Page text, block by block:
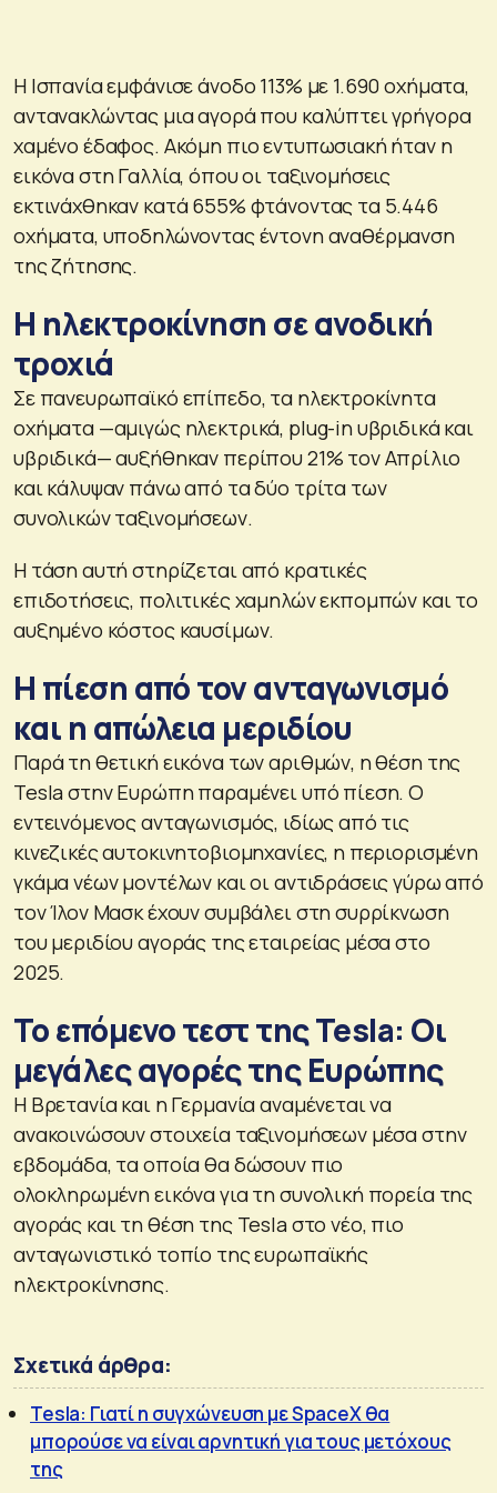
Η Ισπανία εμφάνισε άνοδο 113% με 1.690 οχήματα,
αντανακλώντας μια αγορά που καλύπτει γρήγορα
χαμένο έδαφος. Ακόμη πιο εντυπωσιακή ήταν η
εικόνα στη Γαλλία, όπου οι ταξινομήσεις
εκτινάχθηκαν κατά 655% φτάνοντας τα 5.446
οχήματα, υποδηλώνοντας έντονη αναθέρμανση
της ζήτησης.
Η ηλεκτροκίνηση σε ανοδική
τροχιά
Σε πανευρωπαϊκό επίπεδο, τα ηλεκτροκίνητα
οχήματα —αμιγώς ηλεκτρικά, plug-in υβριδικά και
υβριδικά— αυξήθηκαν περίπου 21% τον Απρίλιο
και κάλυψαν πάνω από τα δύο τρίτα των
συνολικών ταξινομήσεων.
Η τάση αυτή στηρίζεται από κρατικές
επιδοτήσεις, πολιτικές χαμηλών εκπομπών και το
αυξημένο κόστος καυσίμων.
Η πίεση από τον ανταγωνισμό
και η απώλεια μεριδίου
Παρά τη θετική εικόνα των αριθμών, η θέση της
Tesla στην Ευρώπη παραμένει υπό πίεση. Ο
εντεινόμενος ανταγωνισμός, ιδίως από τις
κινεζικές αυτοκινητοβιομηχανίες, η περιορισμένη
γκάμα νέων μοντέλων και οι αντιδράσεις γύρω από
τον Ίλον Μασκ έχουν συμβάλει στη συρρίκνωση
του μεριδίου αγοράς της εταιρείας μέσα στο
2025.
Το επόμενο τεστ της Tesla: Οι
μεγάλες αγορές της Ευρώπης
Η Βρετανία και η Γερμανία αναμένεται να
ανακοινώσουν στοιχεία ταξινομήσεων μέσα στην
εβδομάδα, τα οποία θα δώσουν πιο
ολοκληρωμένη εικόνα για τη συνολική πορεία της
αγοράς και τη θέση της Tesla στο νέο, πιο
ανταγωνιστικό τοπίο της ευρωπαϊκής
ηλεκτροκίνησης.
Σχετικά άρθρα:
Tesla: Γιατί η συγχώνευση με SpaceX θα
μπορούσε να είναι αρνητική για τους μετόχους
της